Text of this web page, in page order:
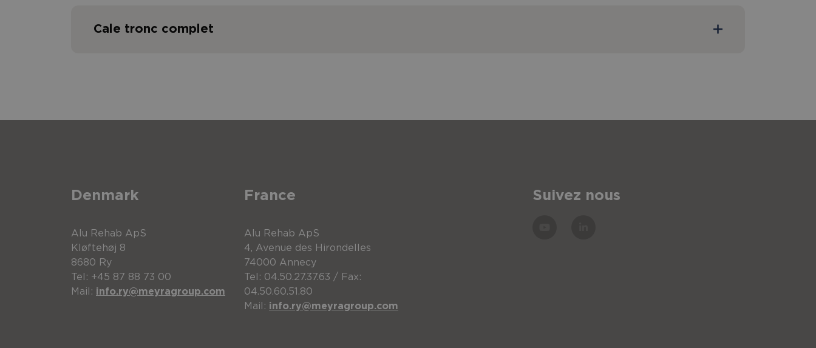
Cale tronc complet
Repère Description
Denmark
Alu Rehab ApS
Kløftehøj 8
8680 Ry
Tel: +45 87 88 73 00
Mail: info.ry@meyragroup.com
France
Alu Rehab ApS
4, Avenue des Hirondelles
74000 Annecy
Tel: 04.50.27.37.63 / Fax:
04.50.60.51.80
Mail: info.ry@meyragroup.com
Suivez nous